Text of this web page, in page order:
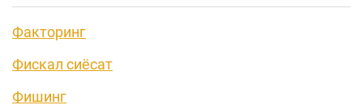
Факторинг
Фискал сиёсат
Фишинг